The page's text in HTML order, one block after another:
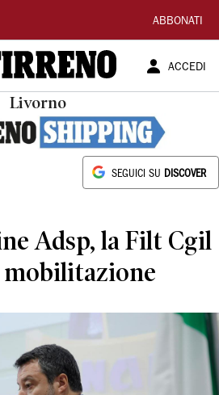
ABBONATI
ACCEDI
Livorno
SEGUICI SU DISCOVER
Adsp, la Filt Cgil
mobilitazione